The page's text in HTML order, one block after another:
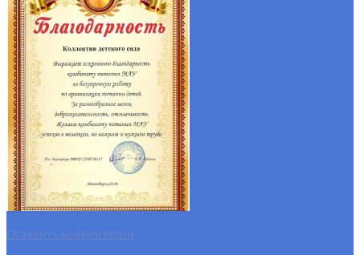
Оставить комментарий